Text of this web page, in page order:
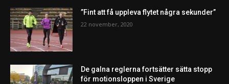
”Fint att få uppleva flytet några sekunder”
22 november, 2020
De galna reglerna fortsätter sätta stopp
för motionsloppen i Sverige